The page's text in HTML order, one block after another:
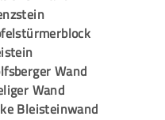
Wand
Wand
Bleisteinwand